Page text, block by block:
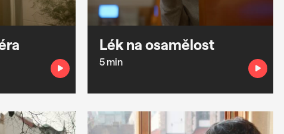
Lék na osamělost
5 min